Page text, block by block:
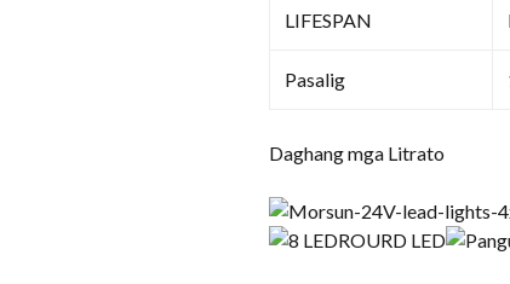
LIFESPAN
Pasalig
Daghang mga Litrato